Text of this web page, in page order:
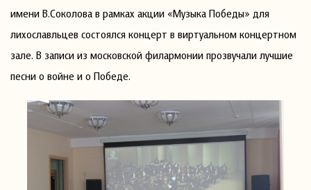
имени В.Соколова в рамках акции «Музыка Победы» для
лихославльцев состоялся концерт в виртуальном концертном
зале. В записи из московской филармонии прозвучали лучшие
песни о войне и о Победе.